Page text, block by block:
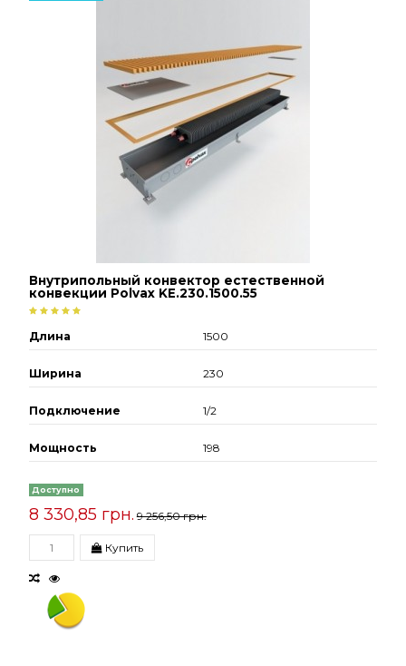
Внутрипольный конвектор естественной
конвекции Polvax KE.230.1500.55
Длина 1500
Ширина 230
Подключение 1/2
Мощность 198
Доступно
8 330,85 грн. 9 256,50 грн.
Купить